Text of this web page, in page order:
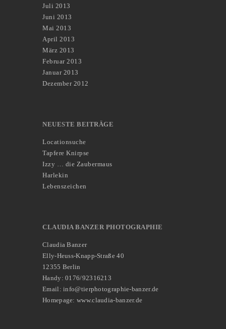
Juli 2013
Juni 2013
Mai 2013
April 2013
März 2013
Februar 2013
Januar 2013
Dezember 2012
NEUESTE BEITRÄGE
Locationsuche
Tapfere Knirpse
Izzy … die Zaubermaus
Harlekin
Lebenszeichen
CLAUDIA BANZER PHOTOGRAPHIE
Claudia Banzer
Elly-Heuss-Knapp-Straße 40
12355 Berlin
Handy: 0176/92316213
Email: info@tierphotographie-banzer.de
Homepage: www.claudia-banzer.de